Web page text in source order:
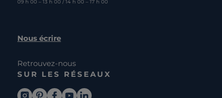
09 h 00 – 13 h 00 / 14 h 00 – 17 h 00
Nous écrire
Retrouvez-nous
SUR LES RÉSEAUX